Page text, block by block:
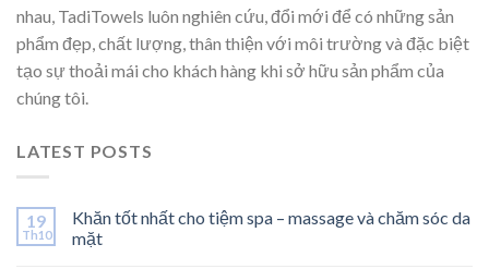
nhau, TadiTowels luôn nghiên cứu, đổi mới để có những sản
phẩm đẹp, chất lượng, thân thiện với môi trường và đặc biệt
tạo sự thoải mái cho khách hàng khi sở hữu sản phẩm của
chúng tôi.
LATEST POSTS
19
Th10
Khăn tốt nhất cho tiệm spa – massage và chăm sóc da
mặt